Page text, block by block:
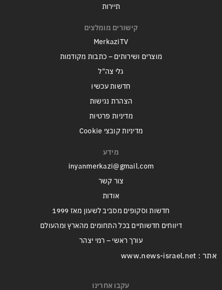
תיירות
קישורים מומלצים
MerkaziTV
מוצרים ושירותים – כתבות מקודמות
גלי צה"ל
חדשות עכשיו
הצהרת נגישות
מדיניות פרטיות
מדיניות קובצי Cookie
מידע
inyanmerkazi@gmail.com
צור קשר
אודות
חדשות וסקופים מסביב לשעון מאז 1999
דיווחים חדשותיים בכל התחומים מהארץ ומהעולם
עורך ראשי – רמי יצהר
אתר : www.news-israel.net
עקבו אחרינו